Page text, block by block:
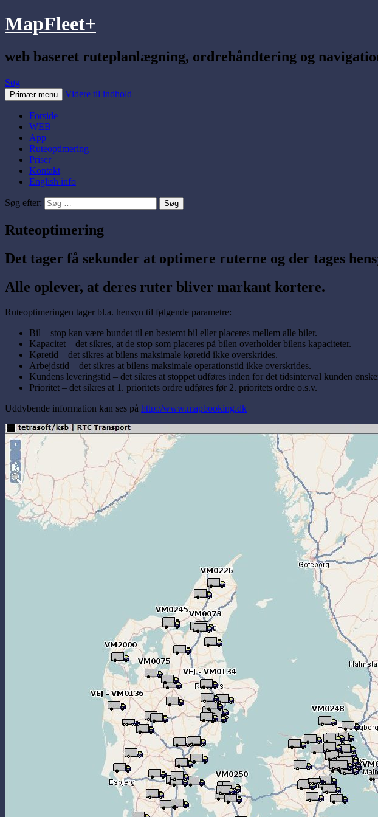
MapFleet+
web baseret ruteplanlægning, ordrehåndtering og
Søg
Primær menu Videre til indhold
Forside
WEB
App
Ruteoptimering
Priser
Kontakt
English info
Søg efter:
Ruteoptimering
Det tager få sekunder at optimere ruterne og der tages
Alle oplever, at deres ruter bliver markant kortere.
Ruteoptimeringen tager bl.a. hensyn til følgende parametre:
Bil – stop kan være bundet til en bestemt bil eller placeres mellem alle biler.
Kapacitet – det sikres, at de stop som placeres på bilen overholder bilens kapaciteter.
Køretid – det sikres at bilens maksimale køretid ikke overskrides.
Arbejdstid – det sikres at bilens maksimale operationstid ikke overskrides.
Kundens leveringstid – det sikres at stoppet udføres inden for det tidsinterval kunden
Prioritet – det sikres at 1. prioritets ordre udføres før 2. prioritets ordre o.s.v.
Uddybende information kan ses på http://www.mapbooking.dk